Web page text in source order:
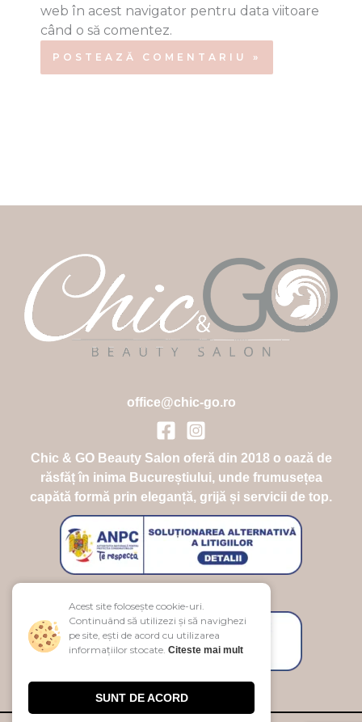
web în acest navigator pentru data viitoare
când o să comentez.
office@chic-go.ro
Chic & GO Beauty Salon oferă din 2018 o oază de
răsfăț în inima Bucureștiului, unde frumusețea
capătă formă prin eleganță, grijă și servicii de top.
Acest site folosește cookie-uri.
Continuând să utilizezi și să navighezi
pe site, ești de acord cu utilizarea
informațiilor stocate. Citeste mai mult
SUNT DE ACORD